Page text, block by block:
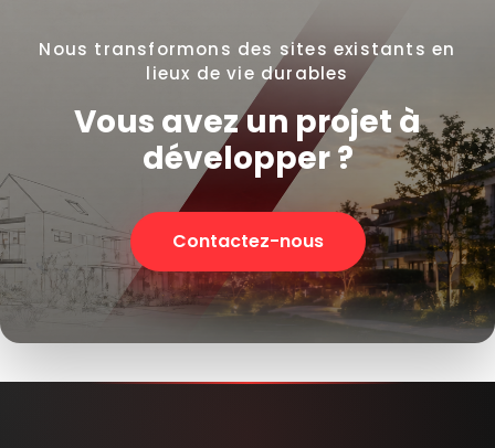
Nous transformons des sites existants en
lieux de vie durables
Vous avez un projet à
développer ?
Contactez-nous